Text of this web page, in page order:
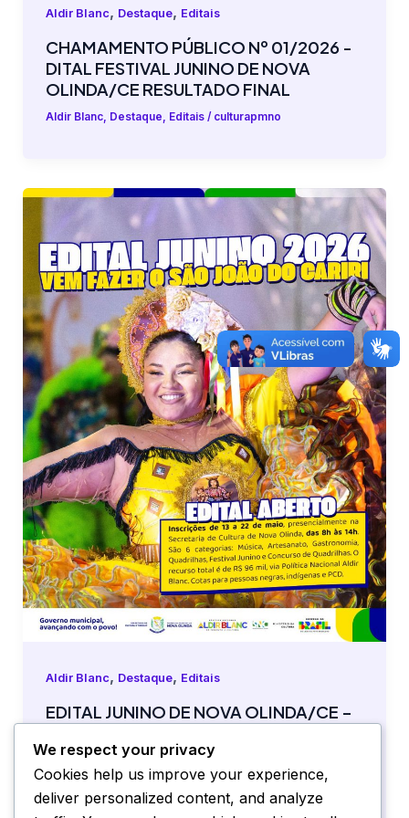
Aldir Blanc, Destaque, Editais
CHAMAMENTO PÚBLICO Nº 01/2026 -
DITAL FESTIVAL JUNINO DE NOVA
OLINDA/CE RESULTADO FINAL
Aldir Blanc, Destaque, Editais/ culturapmno
Aldir Blanc, Destaque, Editais
EDITAL JUNINO DE NOVA OLINDA/CE –
FOMENTO À CULTURA
Aldir Blanc,Destaque,Editais/culturapmno
SELEÇÃO DE PROJETOS PARA FIRMAR
We respect your privacy
Cookies help us improve your experience,
deliver personalized content, and analyze